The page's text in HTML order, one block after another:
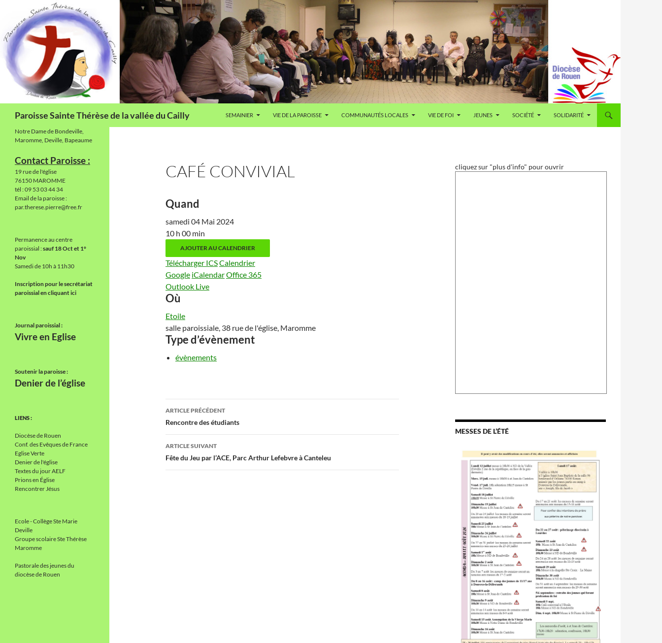
contenu
Paroisse Sainte Thérèse de la vallée du Cailly SEMAINIER VIE DE LA PAROISSE COMMUNAUTÉS LOCALES VIE DE FOI JEUNES SOCIÉTÉ SOLIDARITÉ
CAFÉ CONVIVIAL
Quand
samedi 04 Mai 2024
10 h 00 min
AJOUTER AU CALENDRIER
Télécharger ICSCalendrier
Google iCalendarOffice 365
Outlook Live
Où
Etoile
salle paroissiale, 38 rue de l'église, Maromme
Type d’évènement
évènements
Navigation
des
articles
ARTICLE PRÉCÉDENT
Rencontre des étudiants
ARTICLE SUIVANT
Fête du Jeu par l’ACE, Parc Arthur Lefebvre à Canteleu
cliquez sur "plus d'info" pour ouvrir
MESSES DE L’ÉTÉ
Notre Dame de Bondeville,
Maromme, Deville, Bapeaume
Contact Paroisse :
19 rue de l'église
76150 MAROMME
tél : 09 53 03 44 34
Email de la paroisse :
par.therese.pierre@free.fr
Permanence au centre
paroissial :sauf 18 Oct et 1°
Nov
Samedi de 10h à 11h30
Inscription pour le secrétariat
paroissial en cliquant ici
Journal paroissial :
Vivre en Eglise
Soutenir la paroisse :
Denier de l’église
LIENS :
Diocèse de Rouen
Conf. des Evêques de France
Eglise Verte
Denier de l'église
Textes du jour AELF
Prions en Église
Rencontrer Jésus
Ecole - Collège Ste Marie
Deville
Groupe scolaire Ste Thérèse
Maromme
Pastorale des jeunes du
diocèse de Rouen